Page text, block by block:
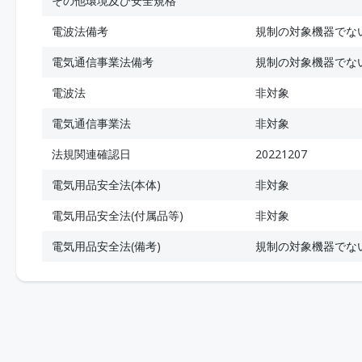
電波法備考
規制の対象機器でな
電気通信事業法備考
規制の対象機器でな
電波法
非対象
電気通信事業法
非対象
法規関連確認日
20221207
電気用品安全法(本体)
非対象
電気用品安全法(付属品等)
非対象
電気用品安全法(備考)
規制の対象機器でな